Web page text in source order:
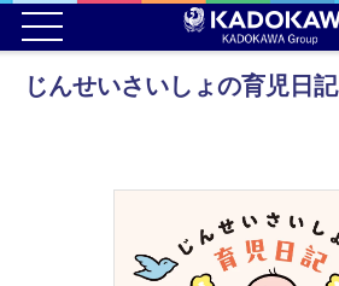
じんせいさいしょの育児日記